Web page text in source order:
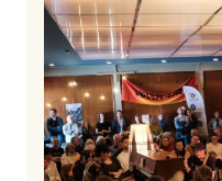
3.